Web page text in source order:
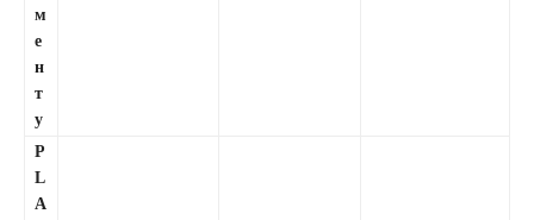
м
е
н
т
у
P
L
A